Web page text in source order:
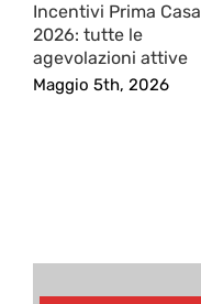
Incentivi Prima Casa
2026: tutte le
agevolazioni attive
Maggio 5th, 2026